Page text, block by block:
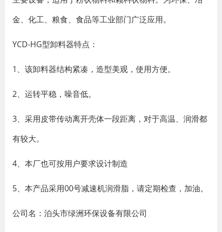
金、化工、粮食、食品等工业部门广泛应用。
YCD-HG型卸料器特点：
1、该卸料器结构紧凑，造型美观，使用方便。
2、运转平稳，噪音低。
3、采用皮带传动离开壳体一段距离，对于高温、润滑都
有较大。
4、本厂也可按用户要求设计制造
5、本产品采用00号减速机润滑脂，请定期检查，加油。
公司名：泊头市绿洲环保设备有限公司